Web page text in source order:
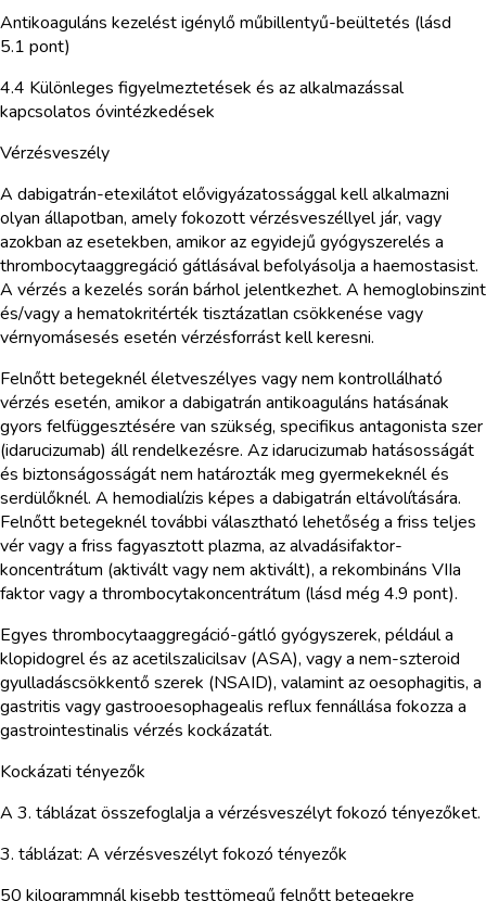
Antikoaguláns kezelést igénylő műbillentyű-beültetés (lásd
5.1 pont)
4.4 Különleges figyelmeztetések és az alkalmazással
kapcsolatos óvintézkedések
Vérzésveszély
A dabigatrán-etexilátot elővigyázatossággal kell alkalmazni
olyan állapotban, amely fokozott vérzésveszéllyel jár, vagy
azokban az esetekben, amikor az egyidejű gyógyszerelés a
thrombocytaaggregáció gátlásával befolyásolja a haemostasist.
A vérzés a kezelés során bárhol jelentkezhet. A hemoglobinszint
és/vagy a hematokritérték tisztázatlan csökkenése vagy
vérnyomásesés esetén vérzésforrást kell keresni.
Felnőtt betegeknél életveszélyes vagy nem kontrollálható
vérzés esetén, amikor a dabigatrán antikoaguláns hatásának
gyors felfüggesztésére van szükség, specifikus antagonista szer
(idarucizumab) áll rendelkezésre. Az idarucizumab hatásosságát
és biztonságosságát nem határozták meg gyermekeknél és
serdülőknél. A hemodialízis képes a dabigatrán eltávolítására.
Felnőtt betegeknél további választható lehetőség a friss teljes
vér vagy a friss fagyasztott plazma, az alvadásifaktor-
koncentrátum (aktivált vagy nem aktivált), a rekombináns VIIa
faktor vagy a thrombocytakoncentrátum (lásd még 4.9 pont).
Egyes thrombocytaaggregáció-gátló gyógyszerek, például a
klopidogrel és az acetilszalicilsav (ASA), vagy a nem-szteroid
gyulladáscsökkentő szerek (NSAID), valamint az oesophagitis, a
gastritis vagy gastrooesophagealis reflux fennállása fokozza a
gastrointestinalis vérzés kockázatát.
Kockázati tényezők
A 3. táblázat összefoglalja a vérzésveszélyt fokozó tényezőket.
3. táblázat: A vérzésveszélyt fokozó tényezők
50 kilogrammnál kisebb testtömegű felnőtt betegekre